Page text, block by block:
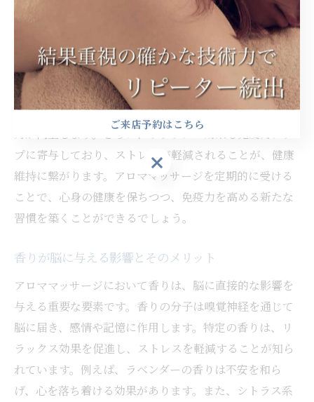
抗菌作用や抗炎症作用があり、これらが体内の免疫機能
を活性化します。例えば、ティーツリーやラベンダーな
どのオイルは、免疫系に良い影響を与えるとされていま
す。マッサージ自体も血行を促進し、リンパの流れをス
ムーズにすることで、老廃物を排出しやすくします。そ
の結果、身体の防御機能が強化され、病気に対する抵抗
力が向上します。さらに、リラックス効果も免疫力アッ
プに寄与しており、ストレスが軽減されることが、健康
維持に繋がります。アロママッサージを定期的に受ける
ことで、心身の健康を保ちつつ、免疫力を高める新たな
習慣を築くことができるでしょう。
香りが脳に与える影響とそのメリット
アロママッサージにおいて香りは、脳に直接的な影響を
与える重要な要素です。香りの分子は嗅覚神経を通じて
脳に届き、感情や記憶に作用します。特定の香りは、リ
ラックス効果を促進し、ストレスを軽減することが知ら
れています。例えば、ラベンダーの香りは不安を和ら
げ、心を落ち着ける効果があります。また、シトラス系
ご来店予約はこちら
ご来店予約はこちら